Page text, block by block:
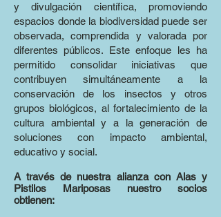
y divulgación científica, promoviendo
espacios donde la biodiversidad puede ser
observada, comprendida y valorada por
diferentes públicos. Este enfoque les ha
permitido consolidar iniciativas que
contribuyen simultáneamente a la
conservación de los insectos y otros
grupos biológicos, al fortalecimiento de la
cultura ambiental y a la generación de
soluciones con impacto ambiental,
educativo y social.
A través de nuestra alianza con Alas y
Pistilos Mariposas nuestro socios
obtienen: